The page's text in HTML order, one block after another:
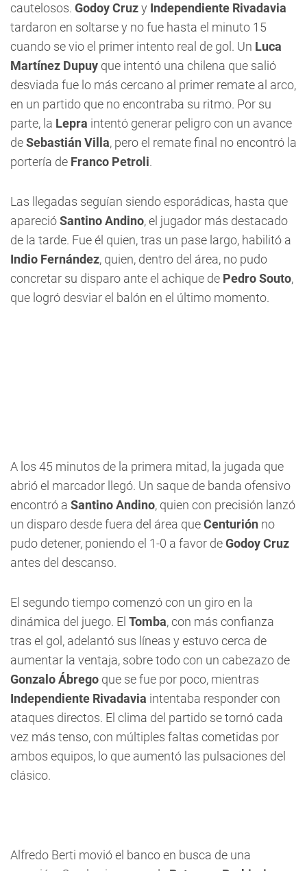
cautelosos. Godoy Cruzy Independiente Rivadavia
tardaron en soltarse y no fue hasta el minuto 15
cuando se vio el primer intento real de gol. Un Luca
Martínez Dupuy que intentó una chilena que salió
desviada fue lo más cercano al primer remate al arco,
en un partido que no encontraba su ritmo. Por su
parte, la Lepra intentó generar peligro con un avance
deSebastián Villa, pero el remate final no encontró la
portería de Franco Petroli.
Las llegadas seguían siendo esporádicas, hasta que
aparecióSantino Andino, el jugador más destacado
de la tarde. Fue él quien, tras un pase largo, habilitó a
Indio Fernández, quien, dentro del área, no pudo
concretar su disparo ante el achique de Pedro Souto,
que logró desviar el balón en el último momento.
A los 45 minutos de la primera mitad, la jugada que
abrió el marcador llegó. Un saque de banda ofensivo
encontró a Santino Andino, quien con precisión lanzó
un disparo desde fuera del área queCenturión no
pudo detener, poniendo el 1-0 a favor deGodoy Cruz
antes del descanso.
El segundo tiempo comenzó con un giro en la
dinámica del juego. El Tomba, con más confianza
tras el gol, adelantó sus líneas y estuvo cerca de
aumentar la ventaja, sobre todo con un cabezazo de
Gonzalo Ábrego que se fue por poco, mientras
Independiente Rivadavia intentaba responder con
ataques directos. El clima del partido se tornó cada
vez más tenso, con múltiples faltas cometidas por
ambos equipos, lo que aumentó las pulsaciones del
clásico.
Alfredo Berti movió el banco en busca de una